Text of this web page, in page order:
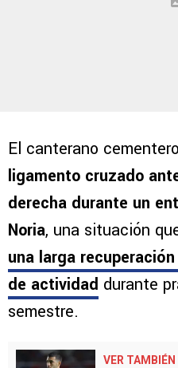
El canterano cementero
ligamento cruzado
derecha durante un
Noria, una situación
una larga
de actividad durante
semestre.
VER TAMBIÉN